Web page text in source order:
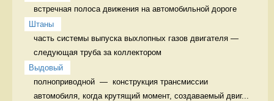
встречная полоса движения на автомобильной дороге
Штаны
часть системы выпуска выхлопных газов двигателя —
следующая труба за коллектором
Выдовый
полноприводной  —  конструкция трансмиссии
автомобиля, когда крутящий момент, создаваемый двиг...